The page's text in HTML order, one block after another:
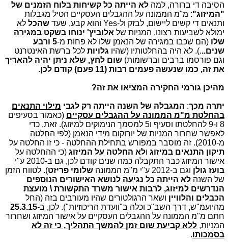
הסיבה די ברורה, למה לא הייתה כל קשיחות בלוח הזמנים של
"המיזוג": מ"מ הממונה על ההגבלים העסקיים הטיל מגבלות
ותנאים די קשים ליישום, לבזק ול-Yes והוא קבע, שעד
שהכל לא
ימולא לשביעות רצונו, המניות של אלוביץ' ינוחו בשקט במגירה
שלו (הם שכבו במגירה של הנאמן שלו לא פחות מ-
5 ורבע
שנים...). לא היה בהחלטותיו (שהיו גלויות לכל ברשת האינטרנט
וגם פורסמו ברבים וברשומות) שום לחץ, שלא ניתן יהיה להאריך
את זה, כמו שנעשה פעמים רבות (11 פעם) קודם לכן.
מהיכן גורמי החקירה המציאו את זה?
יתרה מכך: המגבלה של השנה הייתה רק לגבי מילוי התנאים
בהחלטת מ"מ הממונה על ההגבלים עסקיים (כאמור בסעיפים
8 ו-9 להחלטתו וסעיף ו5 למסמך הנימוקים למיזוג). זאת, כדי
לאפשר שחרור המניות של יורוקום מידי הנאמן (לפי החלטה
מ-2010). זה מוסבר במפורש בתחילת ההחלטה - כי זו החלטה על
תיקון התנאים במיזוג ולא החלטה על המיזוג (כי ההחלטה על
אישור המיזוג כבר התקבלה כמה שנים קודם לכן, גם ב-2010 ע"י
בועז גולן וגם ב-2012 ע"י מ"מ הממונה שלומי פריזט). לטווח הזמן
של השנה לא הייתה כל נגיעה לנושא האישורים הנוספים
הנדרשים למיזוג, לרבות אישור משרד התקשורת \ מועצת
הכבלים והלוויין ושאר הרגולטורים שהיו מעורבים בזה (החל
מהיועמ"ש, דרך השב"כ וכלה ב"וועדת הריכוזיות"). לכן, ב-25.3.15
חתם מ"מ הממונה על ההגבלים העסקיים על אישור המיזוג ושחרור
המניות, ללא קביעת שום זמן להמשך התהליך, כי זה לא
בסמכותו.